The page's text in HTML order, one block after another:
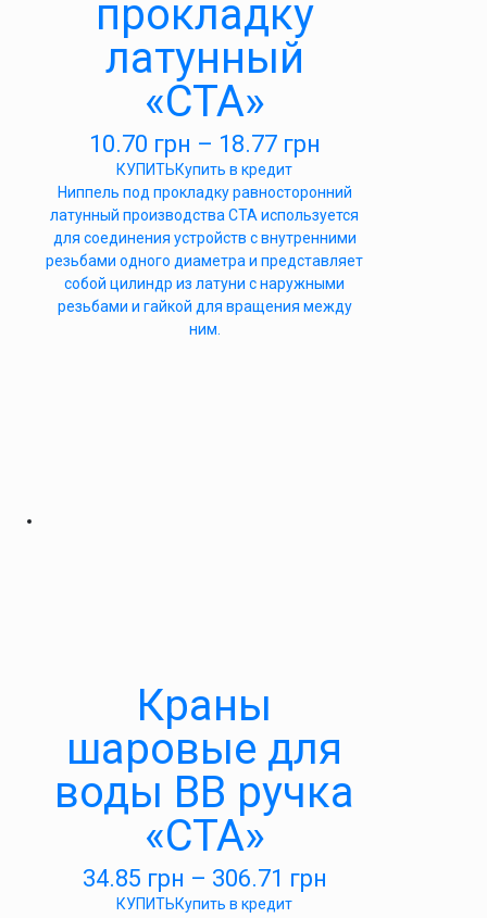
прокладку
латунный
«СТА»
10.70 грн – 18.77 грн
КУПИТЬКупить в кредит
Ниппель под прокладку равносторонний
латунный производства СТА используется
для соединения устройств с внутренними
резьбами одного диаметра и представляет
собой цилиндр из латуни с наружными
резьбами и гайкой для вращения между
ним.
Краны
шаровые для
воды ВВ ручка
«СТА»
34.85 грн – 306.71 грн
КУПИТЬКупить в кредит